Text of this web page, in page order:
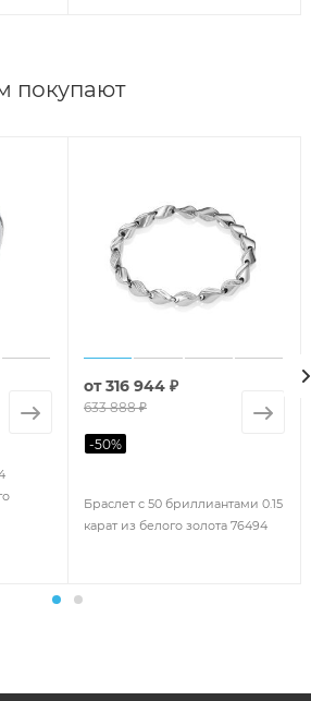
покупают
Браслет с 50 бриллиантами 0.15
карат из белого золота 76494
от316 944 ₽
633 888 ₽
-50%